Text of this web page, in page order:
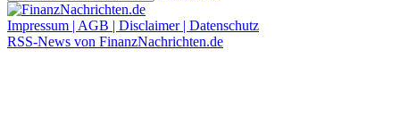
Impressum | AGB | Disclaimer | Datenschutz
RSS-News von FinanzNachrichten.de